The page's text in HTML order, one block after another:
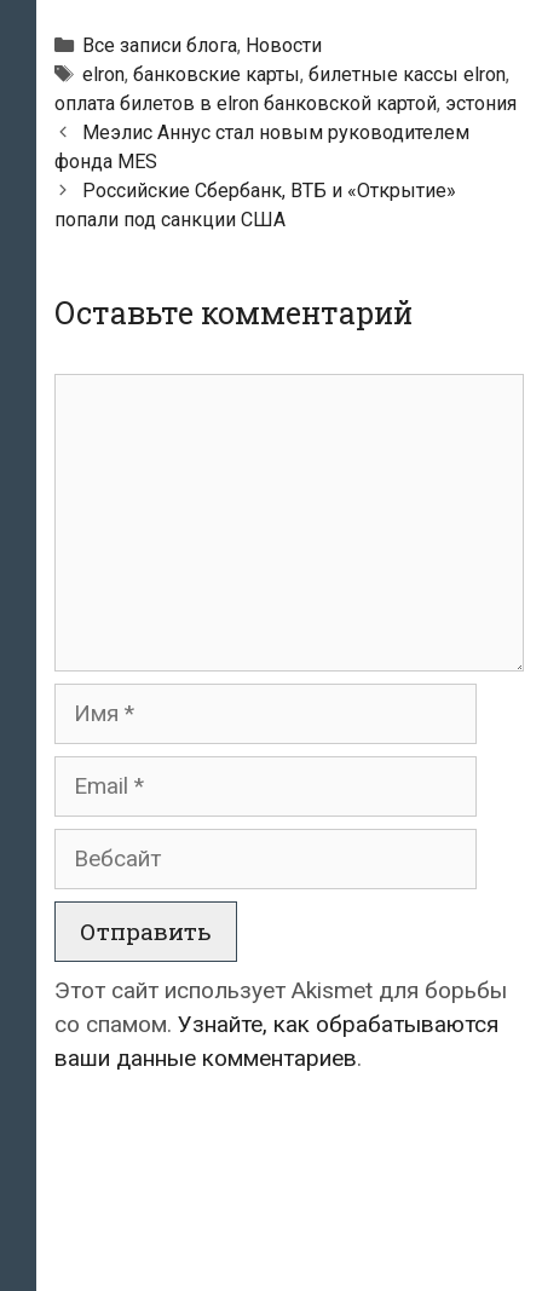
Рубрики
Все записи блога, Новости
Тэги
elron, банковские карты, билетные кассы elron,
оплата билетов в elron банковской картой, эстония
Навигация
по
записям
Меэлис Аннус стал новым руководителем
фонда MES
Российские Сбербанк, ВТБ и «Открытие»
попали под санкции США
Оставьте комментарий
Имя
Email
Вебсайт
Этот сайт использует Akismet для борьбы
со спамом. Узнайте, как обрабатываются
ваши данные комментариев.